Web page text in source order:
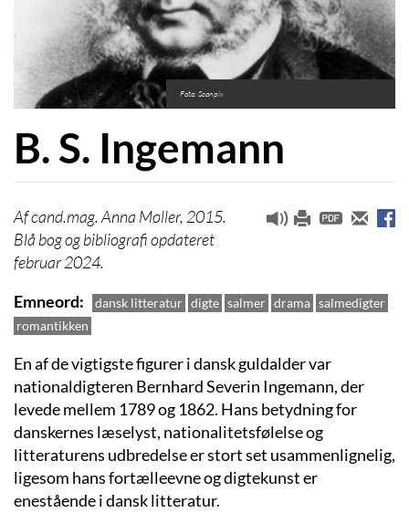
Foto: Scanpix
B. S. Ingemann
cand.mag. Anna Møller, 2015.
Blå bog og bibliografi opdateret
februar 2024.
Emneord
dansk litteratur digte salmer drama salmedigter
romantikken
En af de vigtigste figurer i dansk guldalder var
nationaldigteren Bernhard Severin Ingemann, der
levede mellem 1789 og 1862. Hans betydning for
danskernes læselyst, nationalitetsfølelse og
litteraturens udbredelse er stort set usammenlignelig,
ligesom hans fortælleevne og digtekunst er
enestående i dansk litteratur.